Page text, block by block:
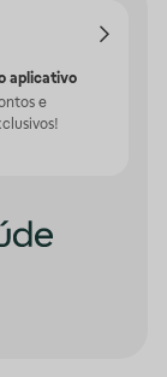
aplicativo
e